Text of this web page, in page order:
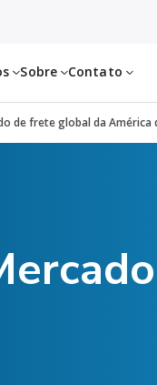
Sobre Contato
de frete global da América